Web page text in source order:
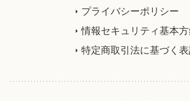
プライバシーポリシー
情報セキュリティ基本
特定商取引法に基づく